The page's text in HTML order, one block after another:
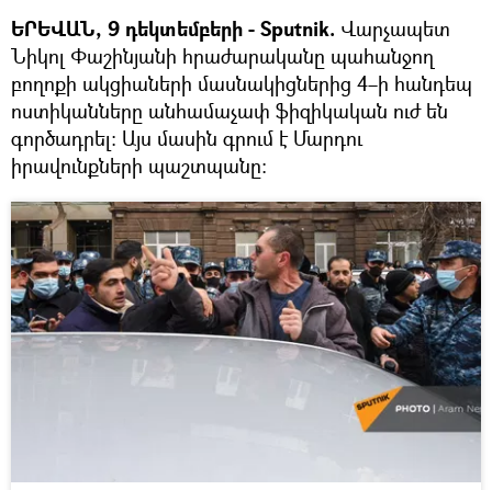
ԵՐԵՎԱՆ, 9 դեկտեմբերի - Sputnik. Վարչապետ
Նիկոլ Փաշինյանի հրաժարականը պահանջող
բողոքի ակցիաների մասնակիցներից 4–ի հանդեպ
ոստիկանները անհամաչափ ֆիզիկական ուժ են
գործադրել։ Այս մասին գրում է Մարդու
իրավունքների պաշտպանը։